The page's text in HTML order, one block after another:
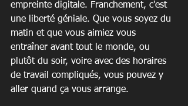
empreinte digitale. Franchement, c'est
une liberté géniale. Que vous soyez du
matin et que vous aimiez vous
entraîner avant tout le monde, ou
plutôt du soir, voire avec des horaires
de travail compliqués, vous pouvez y
aller quand ça vous arrange.